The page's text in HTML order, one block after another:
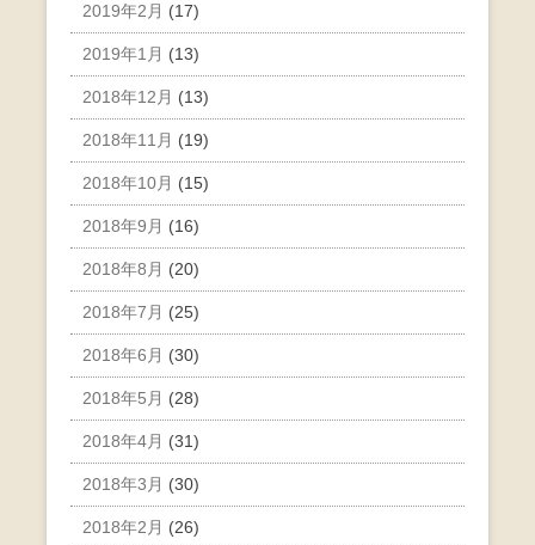
2019年2月 (17)
2019年1月 (13)
2018年12月 (13)
2018年11月 (19)
2018年10月 (15)
2018年9月 (16)
2018年8月 (20)
2018年7月 (25)
2018年6月 (30)
2018年5月 (28)
2018年4月 (31)
2018年3月 (30)
2018年2月 (26)